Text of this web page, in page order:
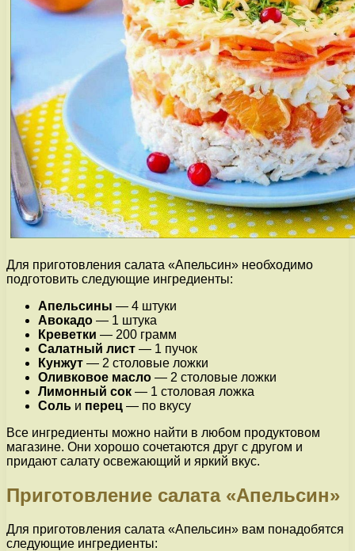
Для приготовления салата «Апельсин» необходимо
подготовить следующие ингредиенты:
Апельсины — 4 штуки
Авокадо — 1 штука
Креветки — 200 грамм
Салатный лист — 1 пучок
Кунжут — 2 столовые ложки
Оливковое масло — 2 столовые ложки
Лимонный сок — 1 столовая ложка
Соль и перец — по вкусу
Все ингредиенты можно найти в любом продуктовом
магазине. Они хорошо сочетаются друг с другом и
придают салату освежающий и яркий вкус.
Приготовление салата «Апельсин»
Для приготовления салата «Апельсин» вам понадобятся
следующие ингредиенты: